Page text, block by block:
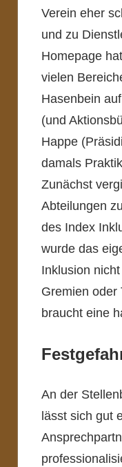
Verein eher
und zu
Homepage
vielen
Hasenbein
(und
Happe
damals
Zunächst
Abteilungen
des Index
wurde das
Inklusion
Gremien oder
braucht eine
An der
lässt sich gut